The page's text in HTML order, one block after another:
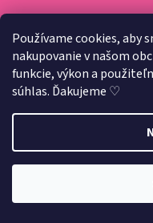
Používame cookies, aby
nakupovanie v našom
funkcie, výkon a
súhlas. Ďakujeme ♡
Využite našu letnú 33%
. Stačí
Vložte svoj e-mail a my Vám
produktoch na našom e-
Email
PRIHLÁSIŤ SA